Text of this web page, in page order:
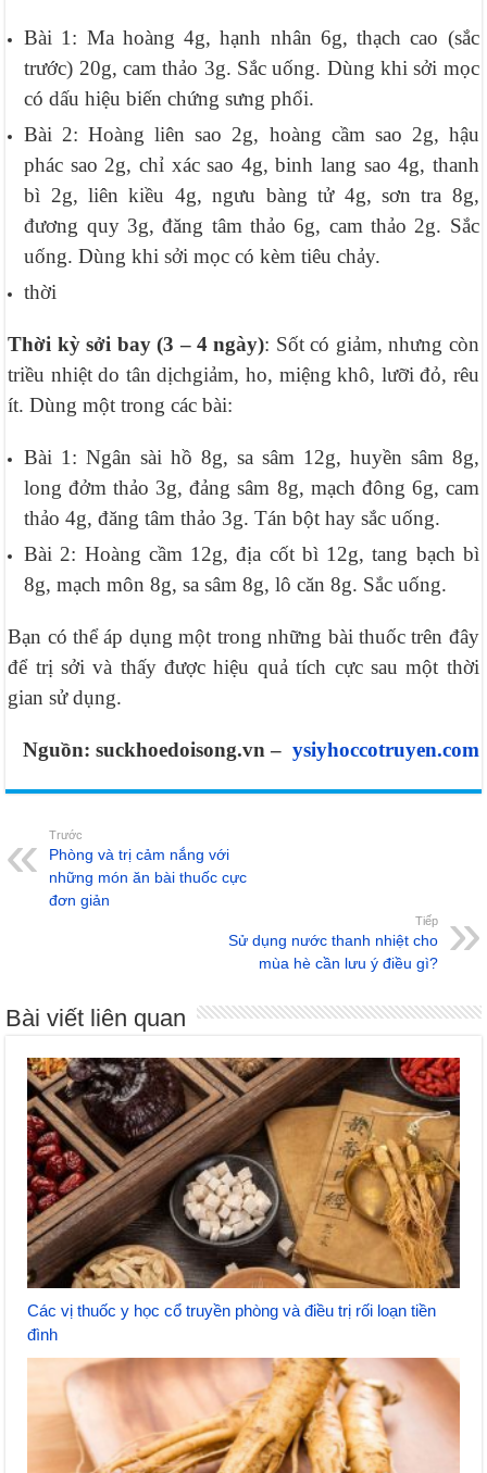
Bài 1: Ma hoàng 4g, hạnh nhân 6g, thạch cao (sắc
trước) 20g, cam thảo 3g. Sắc uống. Dùng khi sởi mọc
có dấu hiệu biến chứng sưng phổi.
Bài 2: Hoàng liên sao 2g, hoàng cầm sao 2g, hậu
phác sao 2g, chỉ xác sao 4g, binh lang sao 4g, thanh
bì 2g, liên kiều 4g, ngưu bàng tử 4g, sơn tra 8g,
đương quy 3g, đăng tâm thảo 6g, cam thảo 2g. Sắc
uống. Dùng khi sởi mọc có kèm tiêu chảy.
thời
Thời kỳ sởi bay (3 – 4 ngày): Sốt có giảm, nhưng còn
triều nhiệt do tân dịchgiảm, ho, miệng khô, lưỡi đỏ, rêu
ít. Dùng một trong các bài:
Bài 1: Ngân sài hồ 8g, sa sâm 12g, huyền sâm 8g,
long đởm thảo 3g, đảng sâm 8g, mạch đông 6g, cam
thảo 4g, đăng tâm thảo 3g. Tán bột hay sắc uống.
Bài 2: Hoàng cầm 12g, địa cốt bì 12g, tang bạch bì
8g, mạch môn 8g, sa sâm 8g, lô căn 8g. Sắc uống.
Bạn có thể áp dụng một trong những bài thuốc trên đây
để trị sởi và thấy được hiệu quả tích cực sau một thời
gian sử dụng.
Nguồn: suckhoedoisong.vn – ysiyhoccotruyen.com
Trước
Phòng và trị cảm nắng với
những món ăn bài thuốc cực
đơn giản
Tiếp
Sử dụng nước thanh nhiệt cho
mùa hè cần lưu ý điều gì?
Bài viết liên quan
Các vị thuốc y học cổ truyền phòng và điều trị rối loạn tiền
đình